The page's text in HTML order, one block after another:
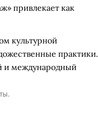
привлекает как
культурной
практики.
и международный